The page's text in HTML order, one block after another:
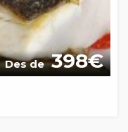
Des de 398